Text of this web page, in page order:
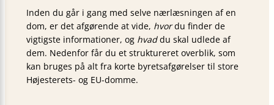
Inden du går i gang med selve nær­læs­nin­gen af en
dom, er det afgørende at vide, hvordu finder de
vigtigste informationer, og hvaddu skal udlede af
dem. Nedenfor får du et struktureret overblik, som
kan bruges på alt fra korte byrets­afgørelser til store
Højesterets- og EU-domme.